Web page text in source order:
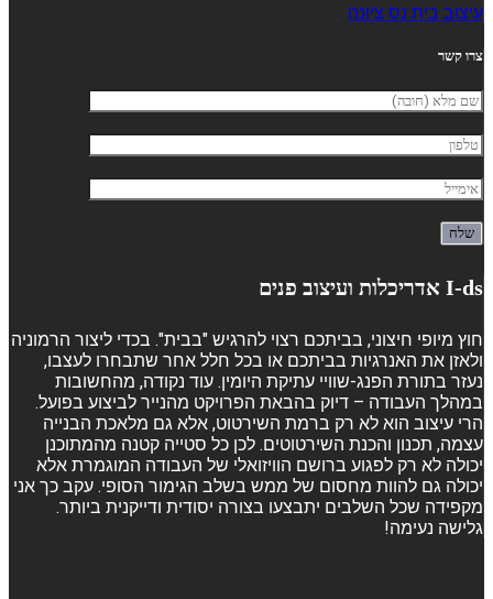
עיצוב בית נס ציונה
צרו קשר
I-ds אדריכלות ועיצוב פנים
חוץ מיופי חיצוני, בביתכם רצוי להרגיש "בבית". בכדי ליצור הרמוניה
ולאזן את האנרגיות בביתכם או בכל חלל אחר שתבחרו לעצבו,
נעזר בתורת הפנג-שוויי עתיקת היומין. עוד נקודה, מהחשובות
במהלך העבודה – דיוק בהבאת הפרויקט מהנייר לביצוע בפועל.
הרי עיצוב הוא לא רק ברמת השירטוט, אלא גם מלאכת הבנייה
עצמה, תכנון והכנת השירטוטים. לכן כל סטייה קטנה מהמתוכנן
יכולה לא רק לפגוע ברושם הוויזואלי של העבודה המוגמרת אלא
יכולה גם להוות מחסום של ממש בשלב הגימור הסופי. עקב כך אני
מקפידה שכל השלבים יתבצעו בצורה יסודית ודייקנית ביותר.
גלישה נעימה!